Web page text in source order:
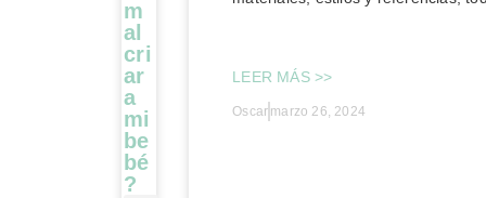
m
al
cri
ar
a
mi
be
bé
?
LEER MÁS >>
Oscar marzo 26, 2024